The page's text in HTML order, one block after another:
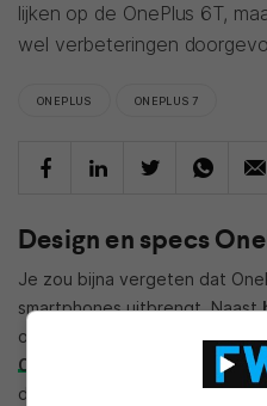
lijken op de OnePlus 6T,
wel verbeteringen
ONEPLUS ONEPLUS 7
Design en specs
Je zou bijna vergeten dat
smartphones uitbrengt. Naast
over hebben gehoord, komt er
OnePlus 7
uit. Deze telefoon
de OnePlus 6T, inclusief de